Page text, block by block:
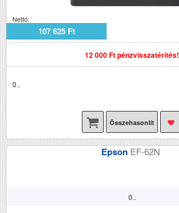
Nettó:
107 625 Ft
12 000 Ft pénzvisszatérítés!
0..
Összehasonlít
Epson EF-62N
0..